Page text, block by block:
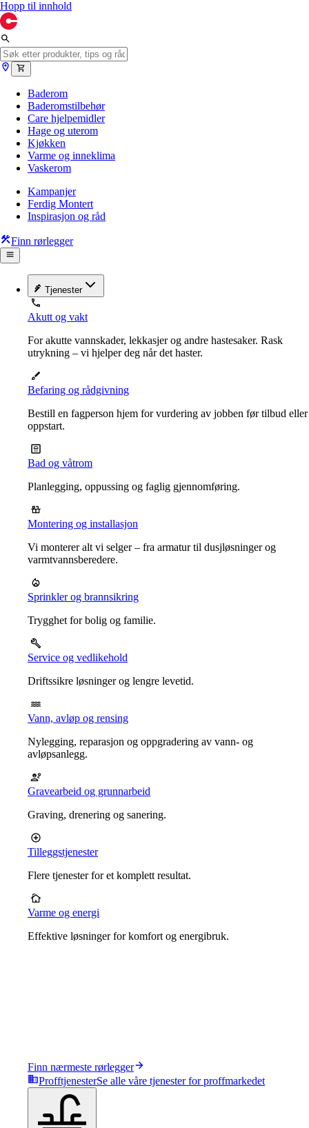
Hopp til innhold
Baderom
Baderomstilbehør
Care hjelpemidler
Hage og uterom
Kjøkken
Varme og inneklima
Vaskerom
Kampanjer
Ferdig Montert
Inspirasjon og råd
Finn rørlegger
Tjenester
Akutt og vakt
For akutte vannskader, lekkasjer og andre hastesaker. Rask
utrykning – vi hjelper deg når det haster.
Befaring og rådgivning
Bestill en fagperson hjem for vurdering av jobben før tilbud eller
oppstart.
Bad og våtrom
Planlegging, oppussing og faglig gjennomføring.
Montering og installasjon
Vi monterer alt vi selger – fra armatur til dusjløsninger og
varmtvannsberedere.
Sprinkler og brannsikring
Trygghet for bolig og familie.
Service og vedlikehold
Driftssikre løsninger og lengre levetid.
Vann, avløp og rensing
Nylegging, reparasjon og oppgradering av vann- og
avløpsanlegg.
Gravearbeid og grunnarbeid
Graving, drenering og sanering.
Tilleggstjenester
Flere tjenester for et komplett resultat.
Varme og energi
Effektive løsninger for komfort og energibruk.
Finn nærmeste rørlegger
ProfftjenesterSe alle våre tjenester for proffmarkedet